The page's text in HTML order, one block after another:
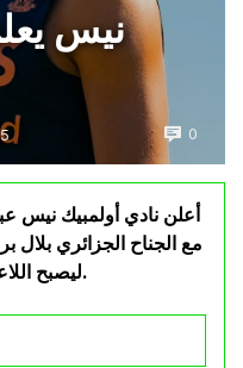
نيس
0
أعلن نادي أولمبيك
ليصبح اللاعب حرا في الانتقال لأي فريق آخر.